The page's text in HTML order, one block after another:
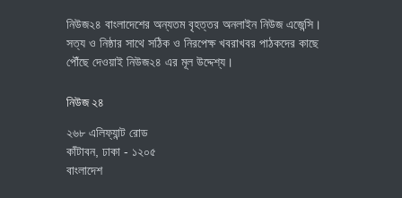
নিউজ২৪ বাংলাদেশের অন্যতম বৃহত্তর অনলাইন নিউজ এজেন্সি।
সত্য ও নিষ্ঠার সাথে সঠিক ও নিরপেক্ষ খবরাখবর পাঠকদের কাছে
পৌঁছে দেওয়াই নিউজ২৪ এর মূল উদ্দেশ্য।
নিউজ ২৪
২৬৮ এলিফ্যান্ট রোড
কাঁটাবন, ঢাকা - ১২০৫
বাংলাদেশ